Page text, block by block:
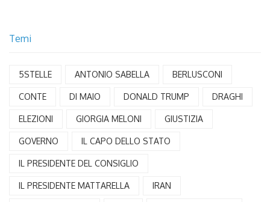
Temi
5STELLE ANTONIO SABELLA BERLUSCONI
CONTE DI MAIO DONALD TRUMP DRAGHI
ELEZIONI GIORGIA MELONI GIUSTIZIA
GOVERNO IL CAPO DELLO STATO
IL PRESIDENTE DEL CONSIGLIO
IL PRESIDENTE MATTARELLA IRAN